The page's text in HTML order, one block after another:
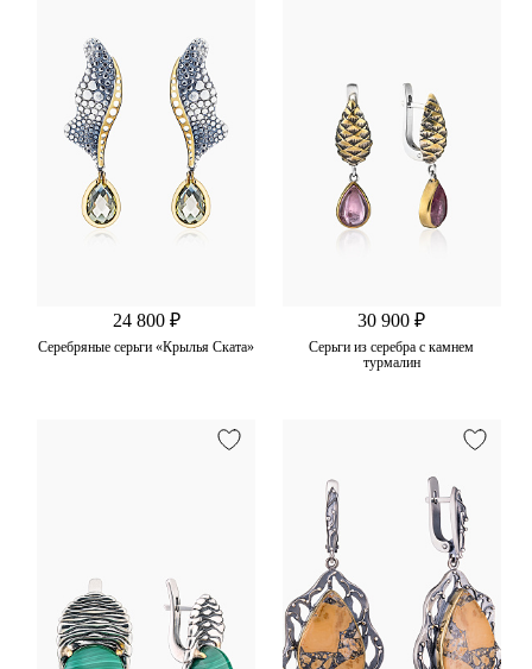
24 800 ₽
Серебряные серьги «Крылья Ската»
30 900 ₽
Серьги из серебра с камнем
турмалин